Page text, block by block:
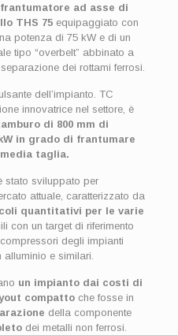
ad asse di
THS 75equipaggiato con
potenza di 75 kW e di un
tipo “overbelt” abbinato a
dei rottami ferrosi.
dell’impianto. TC
innovatrice nel settore, è
di 800 mm di
in grado di frantumare
taglia.
stato sviluppato per
attuale, caratterizzato da
quantitativi per le varie
con un target di riferimento
degli impianti
e similari.
un impianto dai costi di
compatto che fosse in
della componente
dei metalli non ferrosi.